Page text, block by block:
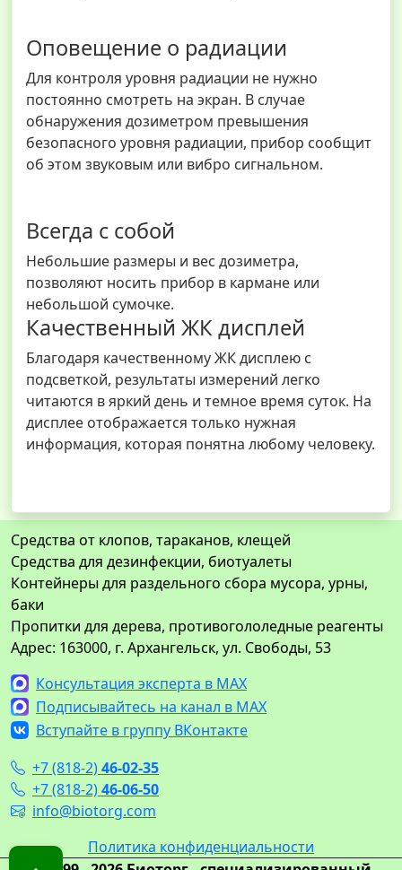
Оповещение о радиации
Для контроля уровня радиации не нужно
постоянно смотреть на экран. В случае
обнаружения дозиметром превышения
безопасного уровня радиации, прибор сообщит
об этом звуковым или вибро сигнальном.
Всегда с собой
Небольшие размеры и вес дозиметра,
позволяют носить прибор в кармане или
небольшой сумочке.
Качественный ЖК дисплей
Благодаря качественному ЖК дисплею с
подсветкой, результаты измерений легко
читаются в яркий день и темное время суток. На
дисплее отображается только нужная
информация, которая понятна любому человеку.
Средства от клопов, тараканов, клещей
Средства для дезинфекции, биотуалеты
Контейнеры для раздельного сбора мусора, урны,
баки
Пропитки для дерева, противогололедные реагенты
Адрес: 163000, г. Архангельск, ул. Свободы, 53
Консультация эксперта в MAX
Подписывайтесь на канал в MAX
Вступайте в группу ВКонтакте
+7 (818-2)46-02-35
+7 (818-2)46-06-50
info@biotorg.com
Политика конфиденциальности